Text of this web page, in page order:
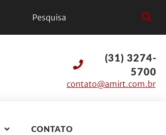
(31) 3274-
5700
contato@amirt.com.br
CONTATO